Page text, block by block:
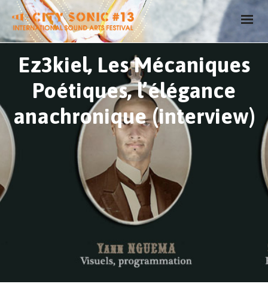
Ez3kiel, Les Mécaniques
Poétiques, l’élégance
anachronique (interview)